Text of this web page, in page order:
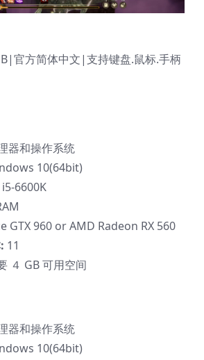
官方简体中文|支持键盘.鼠标.手柄
器和操作系统
10(64bit)
6600K
GTX 960 or AMD Radeon RX 560
11
４ GB 可用空间
器和操作系统
10(64bit)